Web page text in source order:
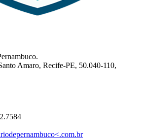
Amaro, Recife-PE, 50.040-110,
.com.br